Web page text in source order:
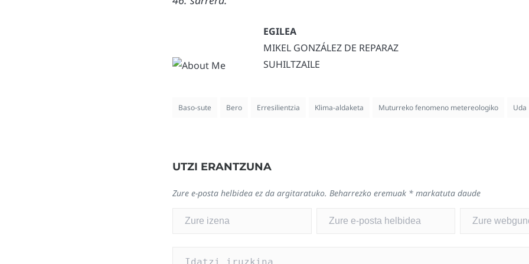
MIKEL GONZÁLEZ DE REPARAZ
SUHILTZAILE
Baso-sute Bero Erresilientzia Klima-aldaketa Muturreko fenomeno metereologiko Uda
UTZI ERANTZUNA
Zure e-posta helbidea ez da argitaratuko. Beharrezko eremuak * markatuta daude